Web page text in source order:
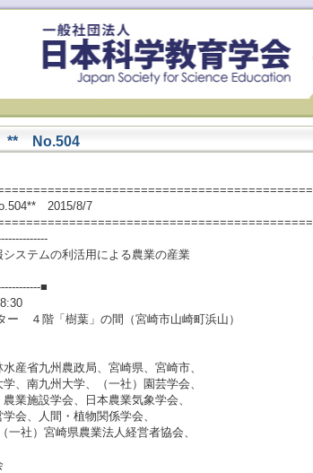
** No.504
2015/8/7
ステムの利活用による農業の産業
■
４階「樹葉」の間（宮崎市山崎町浜山）
産省九州農政局、宮崎県、宮崎市、
九州大学、（一社）園芸学会、
設学会、日本農業気象学会、
、人間・植物関係学会、
）宮崎県農業法人経営者協会、